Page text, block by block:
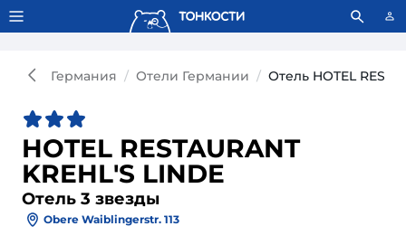
Тонкости используют сookie-файлы. Что это значит?
Германия Отели Германии Отель HOTEL
HOTEL RESTAURANT
KREHL'S LINDE
Отель 3 звезды
Obere Waiblingerstr. 113